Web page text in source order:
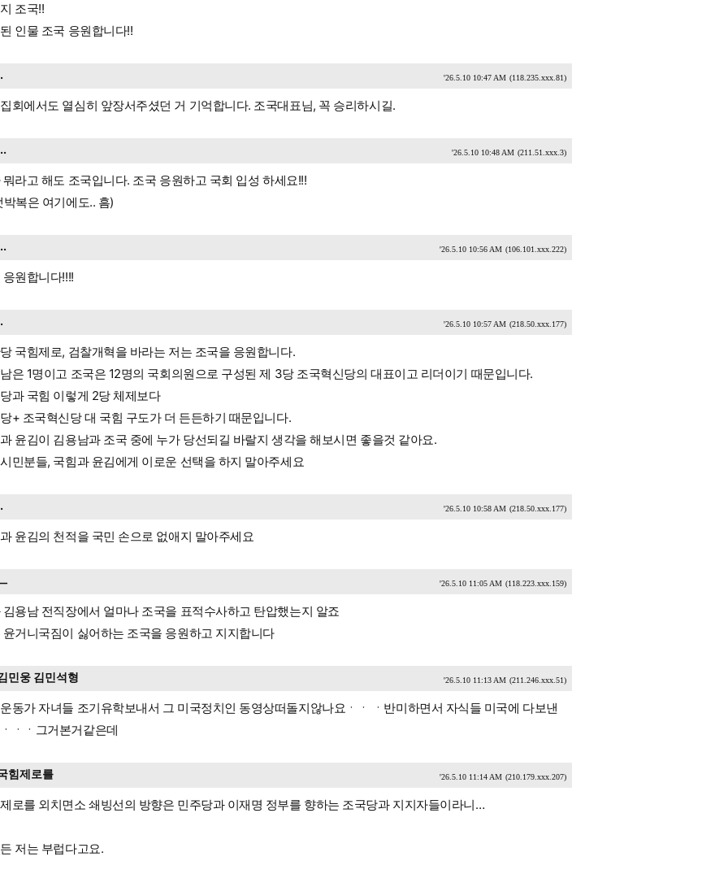
조국!!
인물 조국 응원합니다!!
'26.5.10 10:47 AM (118.235.xxx.81)
회에서도 열심히 앞장서주셨던 거 기억합니다. 조국대표님, 꼭 승리하시길.
'26.5.10 10:48 AM (211.51.xxx.3)
뭐라고 해도 조국입니다. 조국 응원하고 국회 입성 하세요!!!
박복은 여기에도.. 흠)
'26.5.10 10:56 AM (106.101.xxx.222)
응원합니다!!!!
'26.5.10 10:57 AM (218.50.xxx.177)
국힘제로, 검찰개혁을 바라는 저는 조국을 응원합니다.
은 1명이고 조국은 12명의 국회의원으로 구성된 제 3당 조국혁신당의 대표이고 리더이기 때문입니다.
과 국힘 이렇게 2당 체제보다
+ 조국혁신당 대 국힘 구도가 더 든든하기 때문입니다.
윤김이 김용남과 조국 중에 누가 당선되길 바랄지 생각을 해보시면 좋을것 같아요.
민분들, 국힘과 윤김에게 이로운 선택을 하지 말아주세요
'26.5.10 10:58 AM (218.50.xxx.177)
윤김의 천적을 국민 손으로 없애지 말아주세요
'26.5.10 11:05 AM (118.223.xxx.159)
김용남 전직장에서 얼마나 조국을 표적수사하고 탄압했는지 알죠
윤거니국짐이 싫어하는 조국을 응원하고 지지합니다
민웅 김민석형 '26.5.10 11:13 AM (211.246.xxx.51)
동가 자녀들 조기유학보내서 그 미국정치인 동영상떠돌지않나요ㆍㆍ ㆍ반미하면서 자식들 미국에 다보낸
ㆍㆍ그거본거같은데
힘제로를 '26.5.10 11:14 AM (210.179.xxx.207)
로를 외치면소 쇄빙선의 방향은 민주당과 이재명 정부를 향하는 조국당과 지지자들이라니…
저는 부럽다고요.